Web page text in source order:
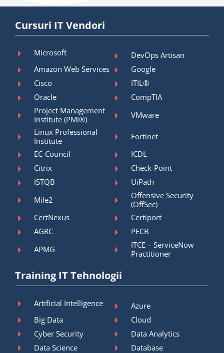
Cursuri IT Vendori
Microsoft
DevOps Artisan
Amazon Web Services
Google
Cisco
ITIL®
Oracle
CompTIA
Project Management
Institute (PMI®)
VMware
Linux Professional
Institute
Fortinet
EC-Council
ICDL
Citrix
Check-Point
ISTQB
UiPath
Mile2
Offensive Security
(OffSec)
CertNexus
Certiport
AGRC
PECB
APMG
ITCE – ServiceNow
Practitioner
Training IT Tehnologii
Artificial Intelligence
Azure
Big Data
Cloud
Cyber Security
Data Analytics
Data Science
Database